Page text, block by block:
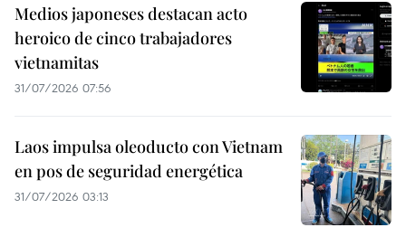
Medios japoneses destacan acto
heroico de cinco trabajadores
vietnamitas
31/07/2026 07:56
Laos impulsa oleoducto con Vietnam
en pos de seguridad energética
31/07/2026 03:13